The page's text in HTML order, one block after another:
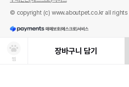
찜
장바구니 담기
© copyright (c) www.aboutpet.co.kr all rights